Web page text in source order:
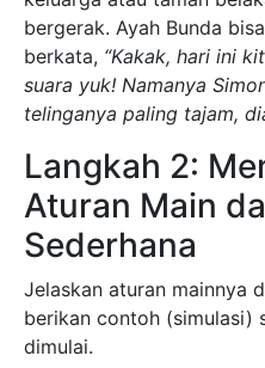
bergerak. Ayah Bunda
berkata, “Kakak, hari ini
suara yuk! Namanya
telinganya paling tajam,
Langkah 2:
Aturan Main
Sederhana
Jelaskan aturan mainnya
berikan contoh (simulasi)
dimulai.